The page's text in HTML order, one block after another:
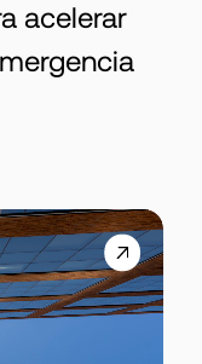
acelerar